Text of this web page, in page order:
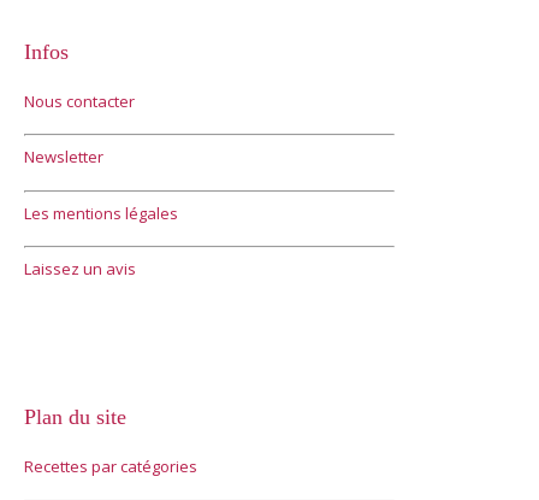
Infos
Nous contacter
Newsletter
Les mentions légales
Laissez un avis
Plan du site
Recettes par catégories